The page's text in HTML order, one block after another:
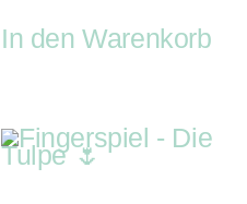
In den Warenkorb